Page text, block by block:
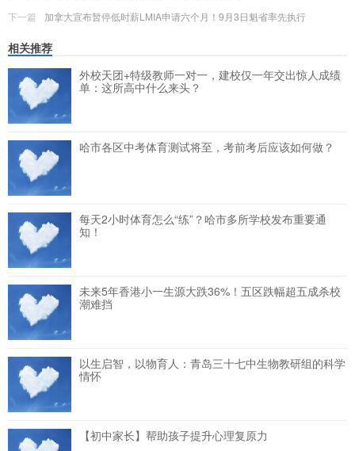
下一篇
加拿大宣布暂停低时薪LMIA申请六个月！9月3日魁省率先执行
相关推荐
外校天团+特级教师一对一，建校仅一年交出惊人成绩
单：这所高中什么来头？
哈市各区中考体育测试将至，考前考后应该如何做？
每天2小时体育怎么“练”？哈市多所学校发布重要通
知！
未来5年香港小一生源大跌36%！五区跌幅超五成杀校
潮难挡
以生启智，以物育人：青岛三十七中生物教研组的科学
情怀
【初中家长】帮助孩子提升心理复原力